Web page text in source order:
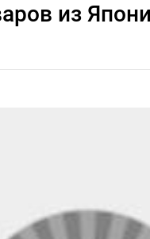
из